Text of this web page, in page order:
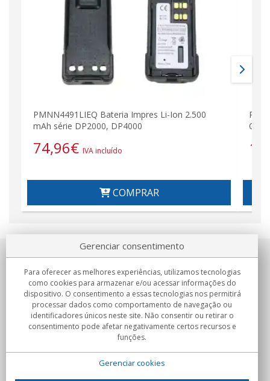
PMNN4491LIEQ Bateria Impres Li-Ion 2.500
mAh série DP2000, DP4000
74,96€ IVA incluído
COMPRAR
Sobre nosotros
Compromissos
Compras
Gerenciar consentimento
Para oferecer as melhores experiências, utilizamos tecnologias
como cookies para armazenar e/ou acessar informações do
dispositivo. O consentimento a essas tecnologias nos permitirá
processar dados como comportamento de navegação ou
identificadores únicos neste site. Não consentir ou retirar o
consentimento pode afetar negativamente certos recursos e
funções.
Gerenciar cookies